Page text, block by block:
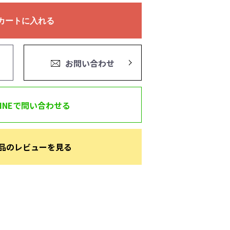
ートに入れる
お問い合わせ
で問い合わせる
のレビューを見る